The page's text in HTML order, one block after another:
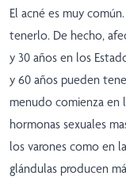
El acné es muy
tenerlo. De hecho,
y 30 años en los
y 60 años pueden
menudo comienza en
hormonas sexuales
los varones como en
glándulas producen